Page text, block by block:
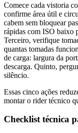
Comece cada vistoria
confirme área útil e
cabem sem bloquear
rápidas com ISO baixo
Terceiro, verifique
quantas tomadas
de carga: largura da
descarga. Quinto,
silêncio.
Essas cinco ações
montar o rider técnico
Checklist técnica